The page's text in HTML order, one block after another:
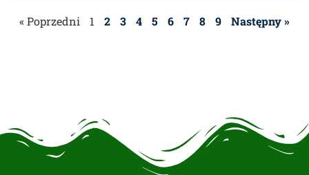
« Poprzedni 1 2 3 4 5 6 7 8 9 Następny »